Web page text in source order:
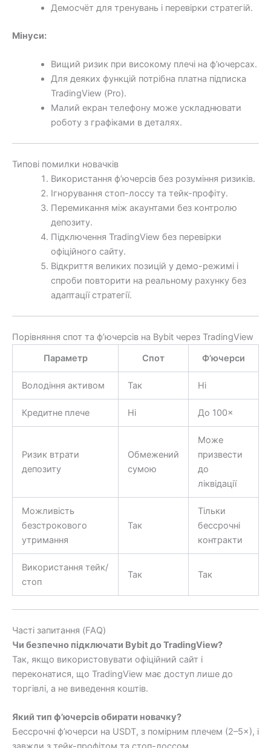
Демосчёт для тренувань і перевірки стратегій.
Мінуси:
Вищий ризик при високому плечі на ф’ючерсах.
Для деяких функцій потрібна платна підписка
TradingView (Pro).
Малий екран телефону може ускладнювати
роботу з графіками в деталях.
Типові помилки новачків
Використання ф’ючерсів без розуміння ризиків.
Ігнорування стоп-лоссу та тейк-профіту.
Перемикання між акаунтами без контролю
депозиту.
Підключення TradingView без перевірки
офіційного сайту.
Відкриття великих позицій у демо-режимі і
спроби повторити на реальному рахунку без
адаптації стратегії.
Порівняння спот та ф’ючерсів на Bybit через TradingView
Параметр
Спот Ф’ючерси
Володіння активом Так Ні
Кредитне плече Ні До 100×
Ризик втрати
депозиту
Обмежений
сумою
Може
призвести
до
ліквідації
Можливість
безстрокового
утримання
Так
Тільки
бессрочні
контракти
Використання тейк/
стоп
Так Так
Часті запитання (FAQ)
Чи безпечно підключати Bybit до TradingView?
Так, якщо використовувати офіційний сайт і
переконатися, що TradingView має доступ лише до
торгівлі, а не виведення коштів.
Який тип ф’ючерсів обирати новачку?
Бессрочні ф’ючерси на USDT, з помірним плечем (2–5×), і